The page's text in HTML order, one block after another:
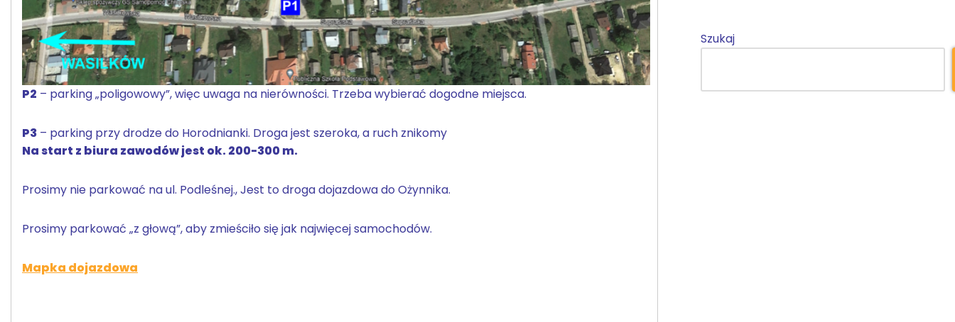
P2 – parking „poligowowy”, więc uwaga na nierówności. Trzeba wybierać dogodne miejsca.
P3 – parking przy drodze do Horodnianki. Droga jest szeroka, a ruch znikomy
Na start z biura zawodów jest ok. 200-300 m.
Prosimy nie parkować na ul. Podleśnej., Jest to droga dojazdowa do Ożynnika.
Prosimy parkować „z głową”, aby zmieściło się jak najwięcej samochodów.
Mapka dojazdowa
Szukaj